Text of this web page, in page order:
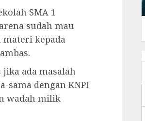
SMA 1
sudah mau
kepada
ada masalah
sama dengan KNPI
wadah milik